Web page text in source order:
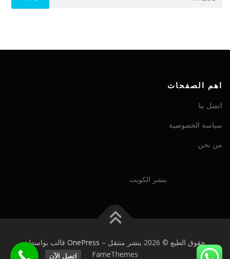
اهم الصفحات
اتصل بنا
سياسة الخصوصية
من نحن
بنشر الكويت
حقوق الطبع © 2026 بنشر متنقل –
OnePress قالب بواسطة
FameThemes
اتصل الآن